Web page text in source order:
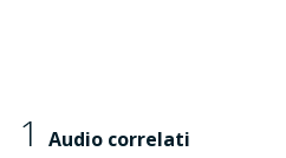
1 Audio correlati